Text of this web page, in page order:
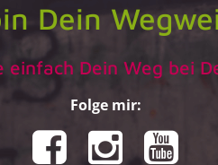
Dein
einfach Dein Weg bei
Folge mir: